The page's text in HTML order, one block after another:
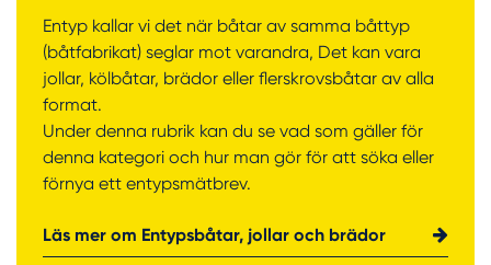
Entyp kallar vi det när båtar av samma båttyp
(båtfabrikat) seglar mot varandra, Det kan vara
jollar, kölbåtar, brädor eller flerskrovsbåtar av alla
format.
Under denna rubrik kan du se vad som gäller för
denna kategori och hur man gör för att söka eller
förnya ett entypsmätbrev.
Läs mer om Entypsbåtar, jollar och brädor